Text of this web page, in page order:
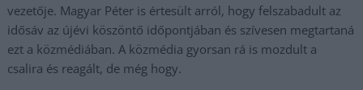
vezetője. Magyar Péter is értesült arról, hogy felszabadult az
idősáv az újévi köszöntő időpontjában és szívesen megtartaná
ezt a közmédiában. A közmédia gyorsan rá is mozdult a
csalira és reagált, de még hogy.